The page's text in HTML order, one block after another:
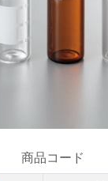
商品コード